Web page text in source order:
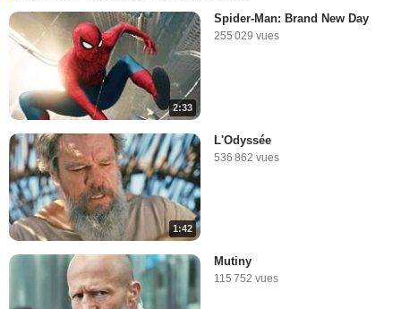
2:33
Spider-Man: Brand New Day
255 029 vues
1:42
L'Odyssée
536 862 vues
Mutiny
115 752 vues